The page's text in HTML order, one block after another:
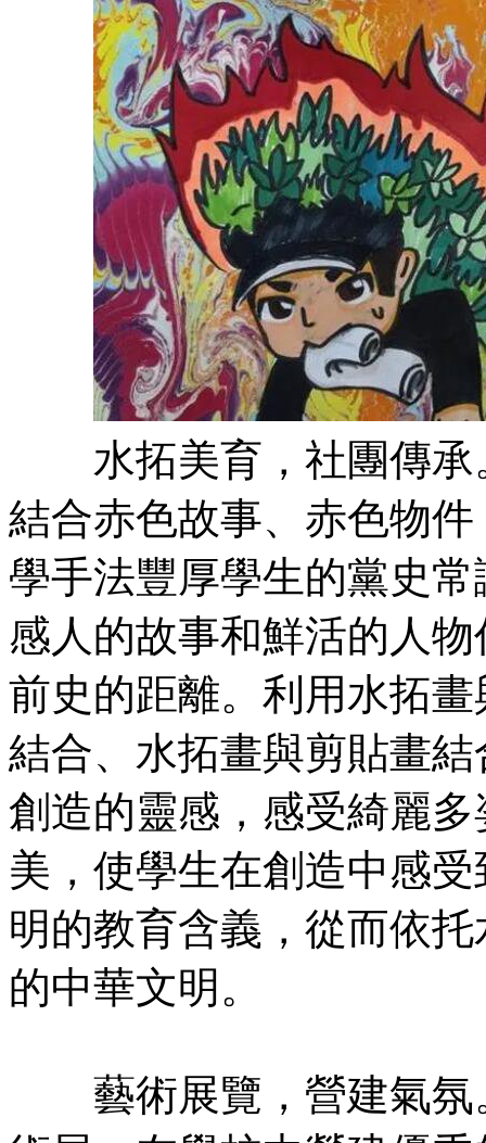
水拓美育，社團傳承
結合赤色故事、赤色物
學手法豐厚學生的黨史
感人的故事和鮮活的人
前史的距離。利用水拓
結合、水拓畫與剪貼畫
創造的靈感，感受綺麗
美，使學生在創造中感
明的教育含義，從而依
的中華文明。
藝術展覽，營建氣氛